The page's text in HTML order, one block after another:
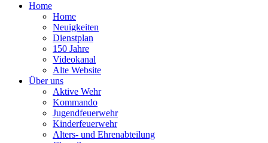
Home
Home
Neuigkeiten
Dienstplan
150 Jahre
Videokanal
Alte Website
Über uns
Aktive Wehr
Kommando
Jugendfeuerwehr
Kinderfeuerwehr
Alters- und Ehrenabteilung